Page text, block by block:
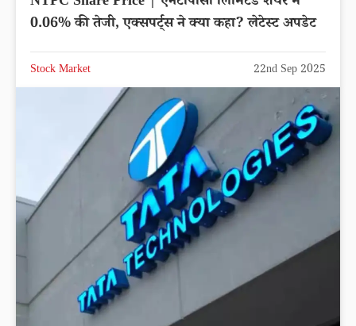
NTPC Share Price | एनटीपीसी लिमिटेड शेयर में
0.06% की तेजी, एक्सपर्ट्स ने क्या कहा? लेटेस्ट अपडेट
Stock Market 22nd Sep 2025